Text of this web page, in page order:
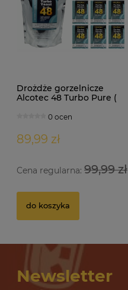
Drożdże gorzelnicze
Alcotec 48 Turbo Pure (
0 ocen
89,99 zł
Cena regularna: 99,99 zł
do koszyka
12,69 zł
do koszyka
Newsletter